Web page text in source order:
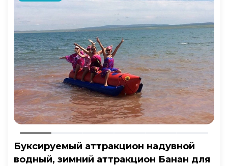
Буксируемый аттракцион надувной
водный, зимний аттракцион Банан для